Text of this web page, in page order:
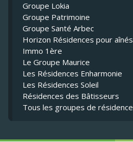
Groupe Lokia
Groupe Patrimoine
Groupe Santé Arbec
Horizon Résidences pour aînés
Immo 1ère
Le Groupe Maurice
Les Résidences Enharmonie
Les Résidences Soleil
Résidences des Bâtisseurs
Tous les groupes de résidence